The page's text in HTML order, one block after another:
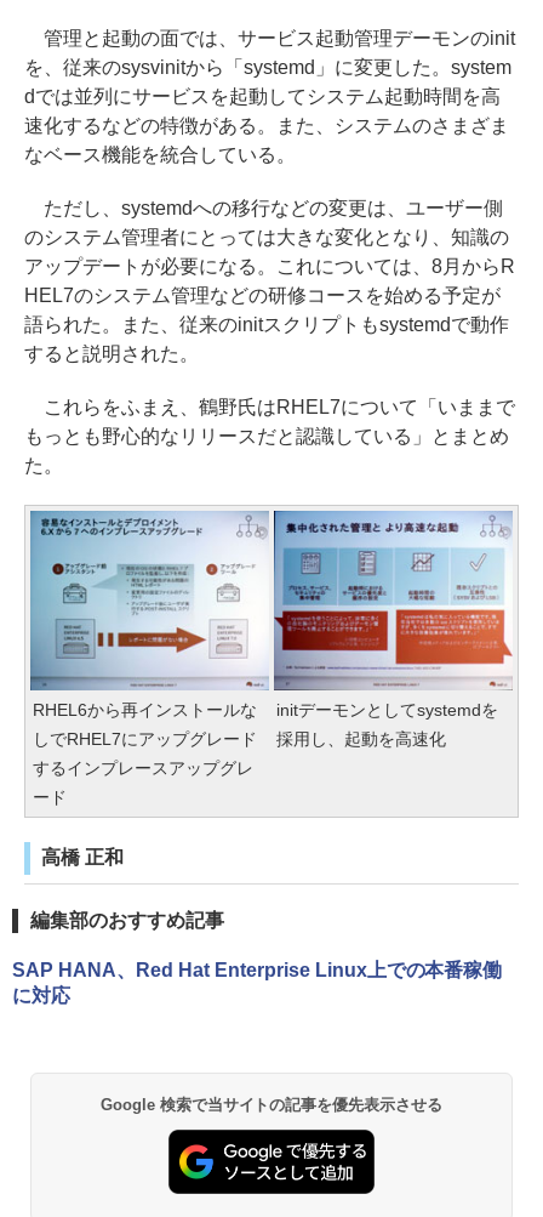
管理と起動の面では、サービス起動管理デーモンのinit
を、従来のsysvinitから「systemd」に変更した。system
dでは並列にサービスを起動してシステム起動時間を高
速化するなどの特徴がある。また、システムのさまざま
なベース機能を統合している。
ただし、systemdへの移行などの変更は、ユーザー側
のシステム管理者にとっては大きな変化となり、知識の
アップデートが必要になる。これについては、8月からR
HEL7のシステム管理などの研修コースを始める予定が
語られた。また、従来のinitスクリプトもsystemdで動作
すると説明された。
これらをふまえ、鶴野氏はRHEL7について「いままで
もっとも野心的なリリースだと認識している」とまとめ
た。
RHEL6から再インストールな
しでRHEL7にアップグレード
するインプレースアップグレ
ード
initデーモンとしてsystemdを
採用し、起動を高速化
高橋 正和
編集部のおすすめ記事
SAP HANA、Red Hat Enterprise Linux上での本番稼働
に対応
Google 検索で当サイトの記事を優先表示させる